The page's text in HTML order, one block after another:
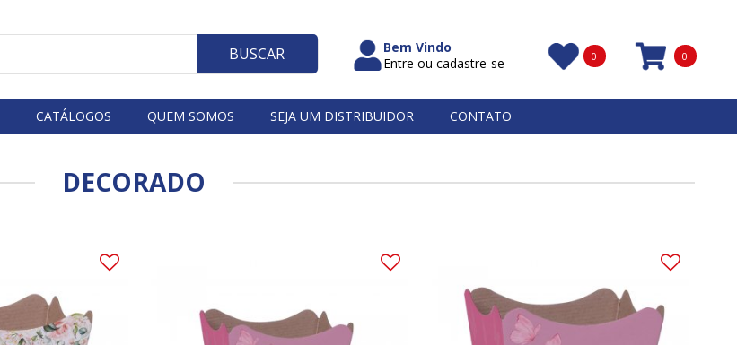
BUSCAR
0
0
Bem Vindo
Entre ou cadastre-se
CATÁLOGOS QUEM SOMOS SEJA UM DISTRIBUIDOR CONTATO
DECORADO